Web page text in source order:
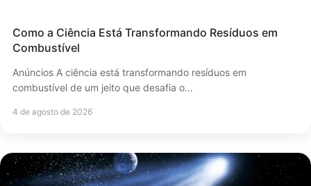
Como a Ciência Está Transformando Resíduos em
Combustível
Anúncios A ciência está transformando resíduos em
combustível de um jeito que desafia o…
4 de agosto de 2026